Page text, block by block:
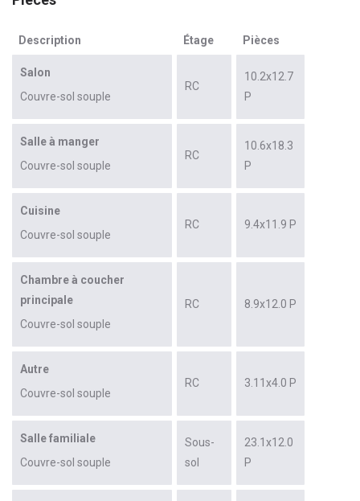
Description Étage Pièces
Salon
Couvre-sol souple
RC
10.2x12.7
P
Salle à manger
Couvre-sol souple
RC
10.6x18.3
P
Cuisine
Couvre-sol souple
RC 9.4x11.9 P
Chambre à coucher
principale
Couvre-sol souple
RC 8.9x12.0 P
Autre
Couvre-sol souple
RC 3.11x4.0 P
Salle familiale
Couvre-sol souple
Sous-
sol
23.1x12.0
P